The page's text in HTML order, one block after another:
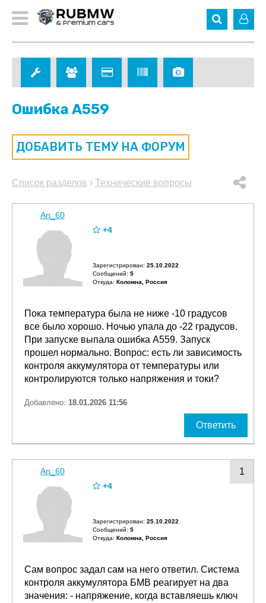
Ошибка A559
ДОБАВИТЬ ТЕМУ НА ФОРУМ
Список разделов › Технические вопросы
An_60
+4
Зарегистрирован: 25.10.2022
Сообщений: 5
Откуда: Коломна, Россия
Пока температура была не ниже -10 градусов
все было хорошо. Ночью упала до -22 градусов.
При запуске выпала ошибка А559. Запуск
прошел нормально. Вопрос: есть ли зависимость
контроля аккумулятора от температуры или
контролируются только напряжения и токи?
Добавлено: 18.01.2026 11:56
Ответить
1
An_60
+4
Зарегистрирован: 25.10.2022
Сообщений: 5
Откуда: Коломна, Россия
Сам вопрос задал сам на него ответил. Система
контроля аккумулятора БМВ реагирует на два
значения: - напряжение, когда вставляешь ключ